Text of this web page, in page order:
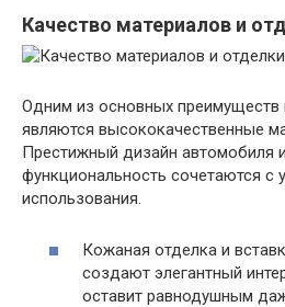
Качество материалов и
Одним из основных преимуществ
являются высококачественные
Престижный дизайн автомобиля
функциональность сочетаются с
использования.
Кожаная отделка и
создают элегантный
оставит равнодушным